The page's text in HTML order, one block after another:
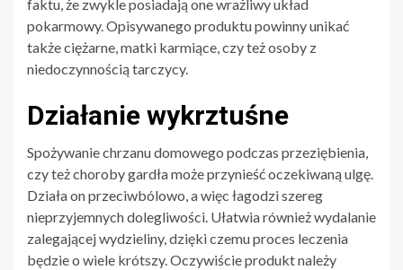
faktu, że zwykle posiadają one wrażliwy układ
pokarmowy. Opisywanego produktu powinny unikać
także ciężarne, matki karmiące, czy też osoby z
niedoczynnością tarczycy.
Działanie wykrztuśne
Spożywanie chrzanu domowego podczas przeziębienia,
czy też choroby gardła może przynieść oczekiwaną ulgę.
Działa on przeciwbólowo, a więc łagodzi szereg
nieprzyjemnych dolegliwości. Ułatwia również wydalanie
zalegającej wydzieliny, dzięki czemu proces leczenia
będzie o wiele krótszy. Oczywiście produkt należy